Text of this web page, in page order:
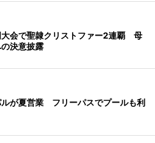
大会で聖隷クリストファー2連覇 母
決意披露
ルが夏営業 フリーパスでプールも利